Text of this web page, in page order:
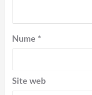
Nume *
Site web